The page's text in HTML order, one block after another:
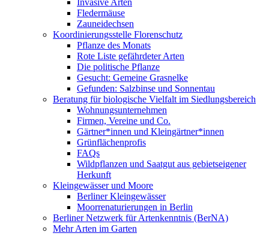
Invasive Arten
Fledermäuse
Zauneidechsen
Koordinierungsstelle Florenschutz
Pflanze des Monats
Rote Liste gefährdeter Arten
Die politische Pflanze
Gesucht: Gemeine Grasnelke
Gefunden: Salzbinse und Sonnentau
Beratung für biologische Vielfalt im Siedlungsbereich
Wohnungsunternehmen
Firmen, Vereine und Co.
Gärtner*innen und Kleingärtner*innen
Grünflächenprofis
FAQs
Wildpflanzen und Saatgut aus gebietseigener
Herkunft
Kleingewässer und Moore
Berliner Kleingewässer
Moorrenaturierungen in Berlin
Berliner Netzwerk für Artenkenntnis (BerNA)
Mehr Arten im Garten